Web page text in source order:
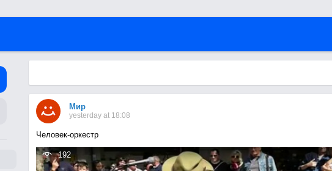
Мир
yesterday at 18:08
Человек-оркестр
192